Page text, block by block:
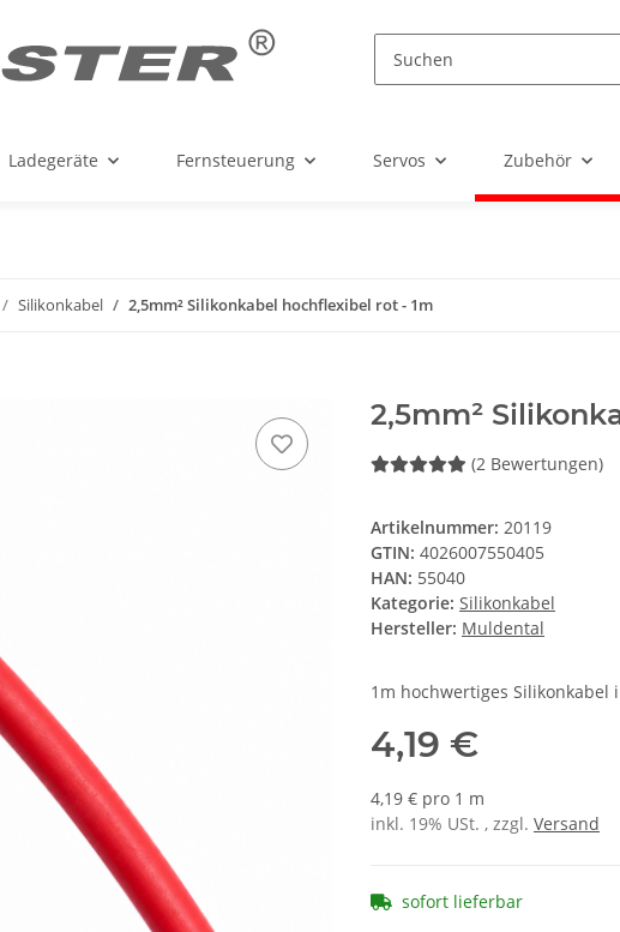
Ladegeräte Fernsteuerung Servos Zubehör
Silikonkabel 2,5mm² Silikonkabel hochflexibel rot - 1m
2,5mm²
(2 Bewertungen)
Artikelnummer: 20119
GTIN: 4026007550405
HAN: 55040
Kategorie: Silikonkabel
Hersteller: Muldental
1m hochwertiges
4,19 €
4,19 € pro 1 m
inkl. 19% USt. , zzgl. Versand
sofort lieferbar